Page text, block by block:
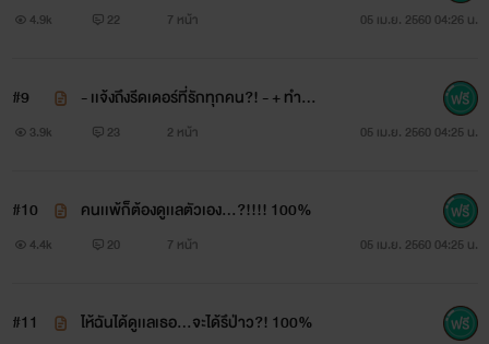
อายุ22ปี นักศึกษาปี4 ทายาทเครื่อ Time Distinction (TTN) ที่
เเละเป็นเจ้าของผับTTN
4.9k 22 7 หน้า 05 เม.ย. 2560 04:26 น.
#9
- เเจ้งถึงรีดเดอร์ที่รักทุกคน?! - + ทำคว
ามเข้าใจ
3.9k 23 2 หน้า 05 เม.ย. 2560 04:25 น.
#10 คนเเพ้ก็ต้องดูเเลตัวเอง...?!!!! 100%
4.4k 20 7 หน้า 05 เม.ย. 2560 04:25 น.
#11 ไห้ฉันได้ดูเเลเธอ...จะได้รึป่าว?! 100%